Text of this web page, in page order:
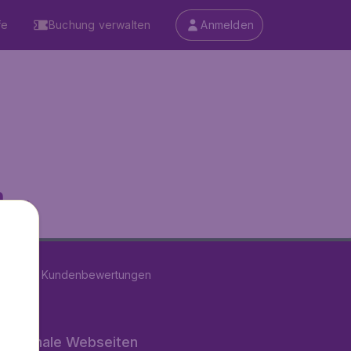
Buchung verwalten Anmelden
...
Kundenbewertungen
Webseiten